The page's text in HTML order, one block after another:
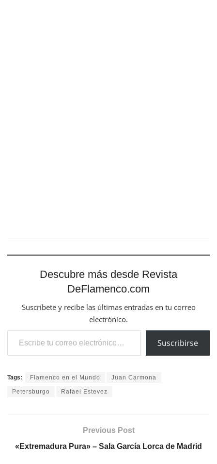
Descubre más desde Revista
DeFlamenco.com
Suscríbete y recibe las últimas entradas en tu correo
electrónico.
Escribe tu correo electrónico…
Suscribirse
Tags: Flamenco en el Mundo Juan Carmona
Petersburgo Rafael Estevez
Previous Post
«Extremadura Pura» – Sala García Lorca de Madrid